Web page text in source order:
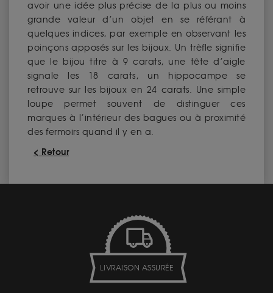
avoir une idée plus précise de la plus ou moins
grande valeur d’un objet en se référant à
quelques indices, par exemple en observant les
poinçons apposés sur les bijoux. Un trèfle signifie
que le bijou titre à 9 carats, une tête d’aigle
signale les 18 carats, un hippocampe se
retrouve sur les bijoux en 24 carats. Une simple
loupe permet souvent de distinguer ces
marques à l’intérieur des bagues ou à proximité
des fermoirs quand il y en a.
< Retour
LIVRAISON ASSURÉE